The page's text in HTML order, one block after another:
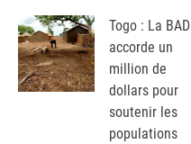
Togo : La BAD
accorde un
million de
dollars pour
soutenir les
populations